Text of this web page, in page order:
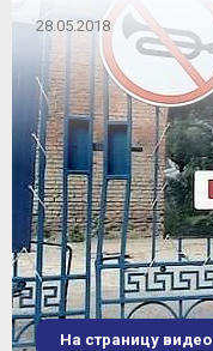
28.05.2018
На страницу видео